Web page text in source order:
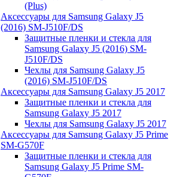
(Plus)
Аксессуары для Samsung Galaxy J5
(2016) SM-J510F/DS
Защитные пленки и стекла для
Samsung Galaxy J5 (2016) SM-
J510F/DS
Чехлы для Samsung Galaxy J5
(2016) SM-J510F/DS
Аксессуары для Samsung Galaxy J5 2017
Защитные пленки и стекла для
Samsung Galaxy J5 2017
Чехлы для Samsung Galaxy J5 2017
Аксессуары для Samsung Galaxy J5 Prime
SM-G570F
Защитные пленки и стекла для
Samsung Galaxy J5 Prime SM-